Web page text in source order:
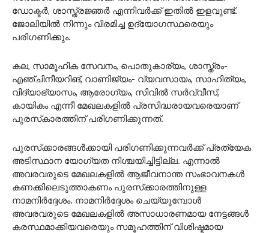
ഡോക്ടര്‍, ശാസ്ത്രജ്ഞര്‍ എന്നിവര്‍ക്ക് ഇതില്‍ ഇളവുണ്ട്.
ജോലിയില്‍ നിന്നും വിരമിച്ച ഉദ്യോഗസ്ഥരെയും
പരിഗണിക്കും.
കല, സാമൂഹിക സേവനം, പൊതുകാര്യം, ശാസ്ത്രം-
എഞ്ചിനീയറിങ്, വാണിജ്യം- വ്യവസായം, സാഹിത്യം,
വിദ്യാഭ്യാസം, ആരോഗ്യം, സിവില്‍ സര്‍വ്വീസ്,
കായികം എന്നീ മേഖലകളില്‍ പ്രസിദ്ധരായവരെയാണ്
പുരസ്‌കാരത്തിന് പരിഗണിക്കുന്നത്.
പുരസ്‌ക്കാരങ്ങള്‍ക്കായി പരിഗണിക്കുന്നവര്‍ക്ക് പ്രത്യേക
അടിസ്ഥാന യോഗ്യത നിശ്ചയിച്ചിട്ടില്ല. എന്നാല്‍
അവരവരുടെ മേഖലകളില്‍ ആജീവനാന്ത സംഭാവനകള്‍
കണക്കിലെടുത്താകണം പുരസ്‌ക്കാരത്തിനുള്ള
നാമനിര്‍ദ്ദേശം. നാമനിര്‍ദ്ദേശം ചെയ്യുമ്പോള്‍
അവരവരുടെ മേഖലകളില്‍ അസാധാരണമായ നേട്ടങ്ങള്‍
കരസ്ഥമാക്കിയവരെയും സമൂഹത്തിന് വിശിഷ്ടമായ